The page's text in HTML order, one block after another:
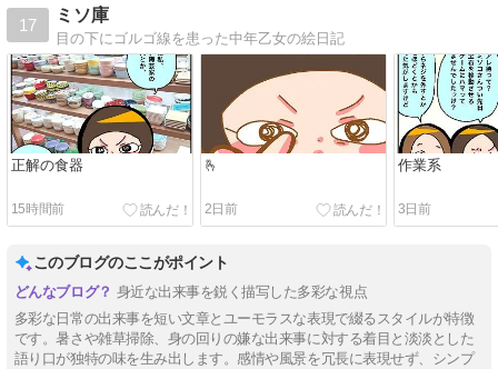
17
ミソ庫
目の下にゴルゴ線を患った中年乙女の絵日記
正解の食器
15時間前
🫰
2日前
作業系
3日前
このブログのここがポイント
身近な出来事を鋭く描写した多彩な視点
多彩な日常の出来事を短い文章とユーモラスな表現で綴るスタイルが特徴
です。暑さや雑草掃除、身の回りの嫌な出来事に対する着目と淡淡とした
語り口が独特の味を生み出します。感情や風景を冗長に表現せず、シンプ